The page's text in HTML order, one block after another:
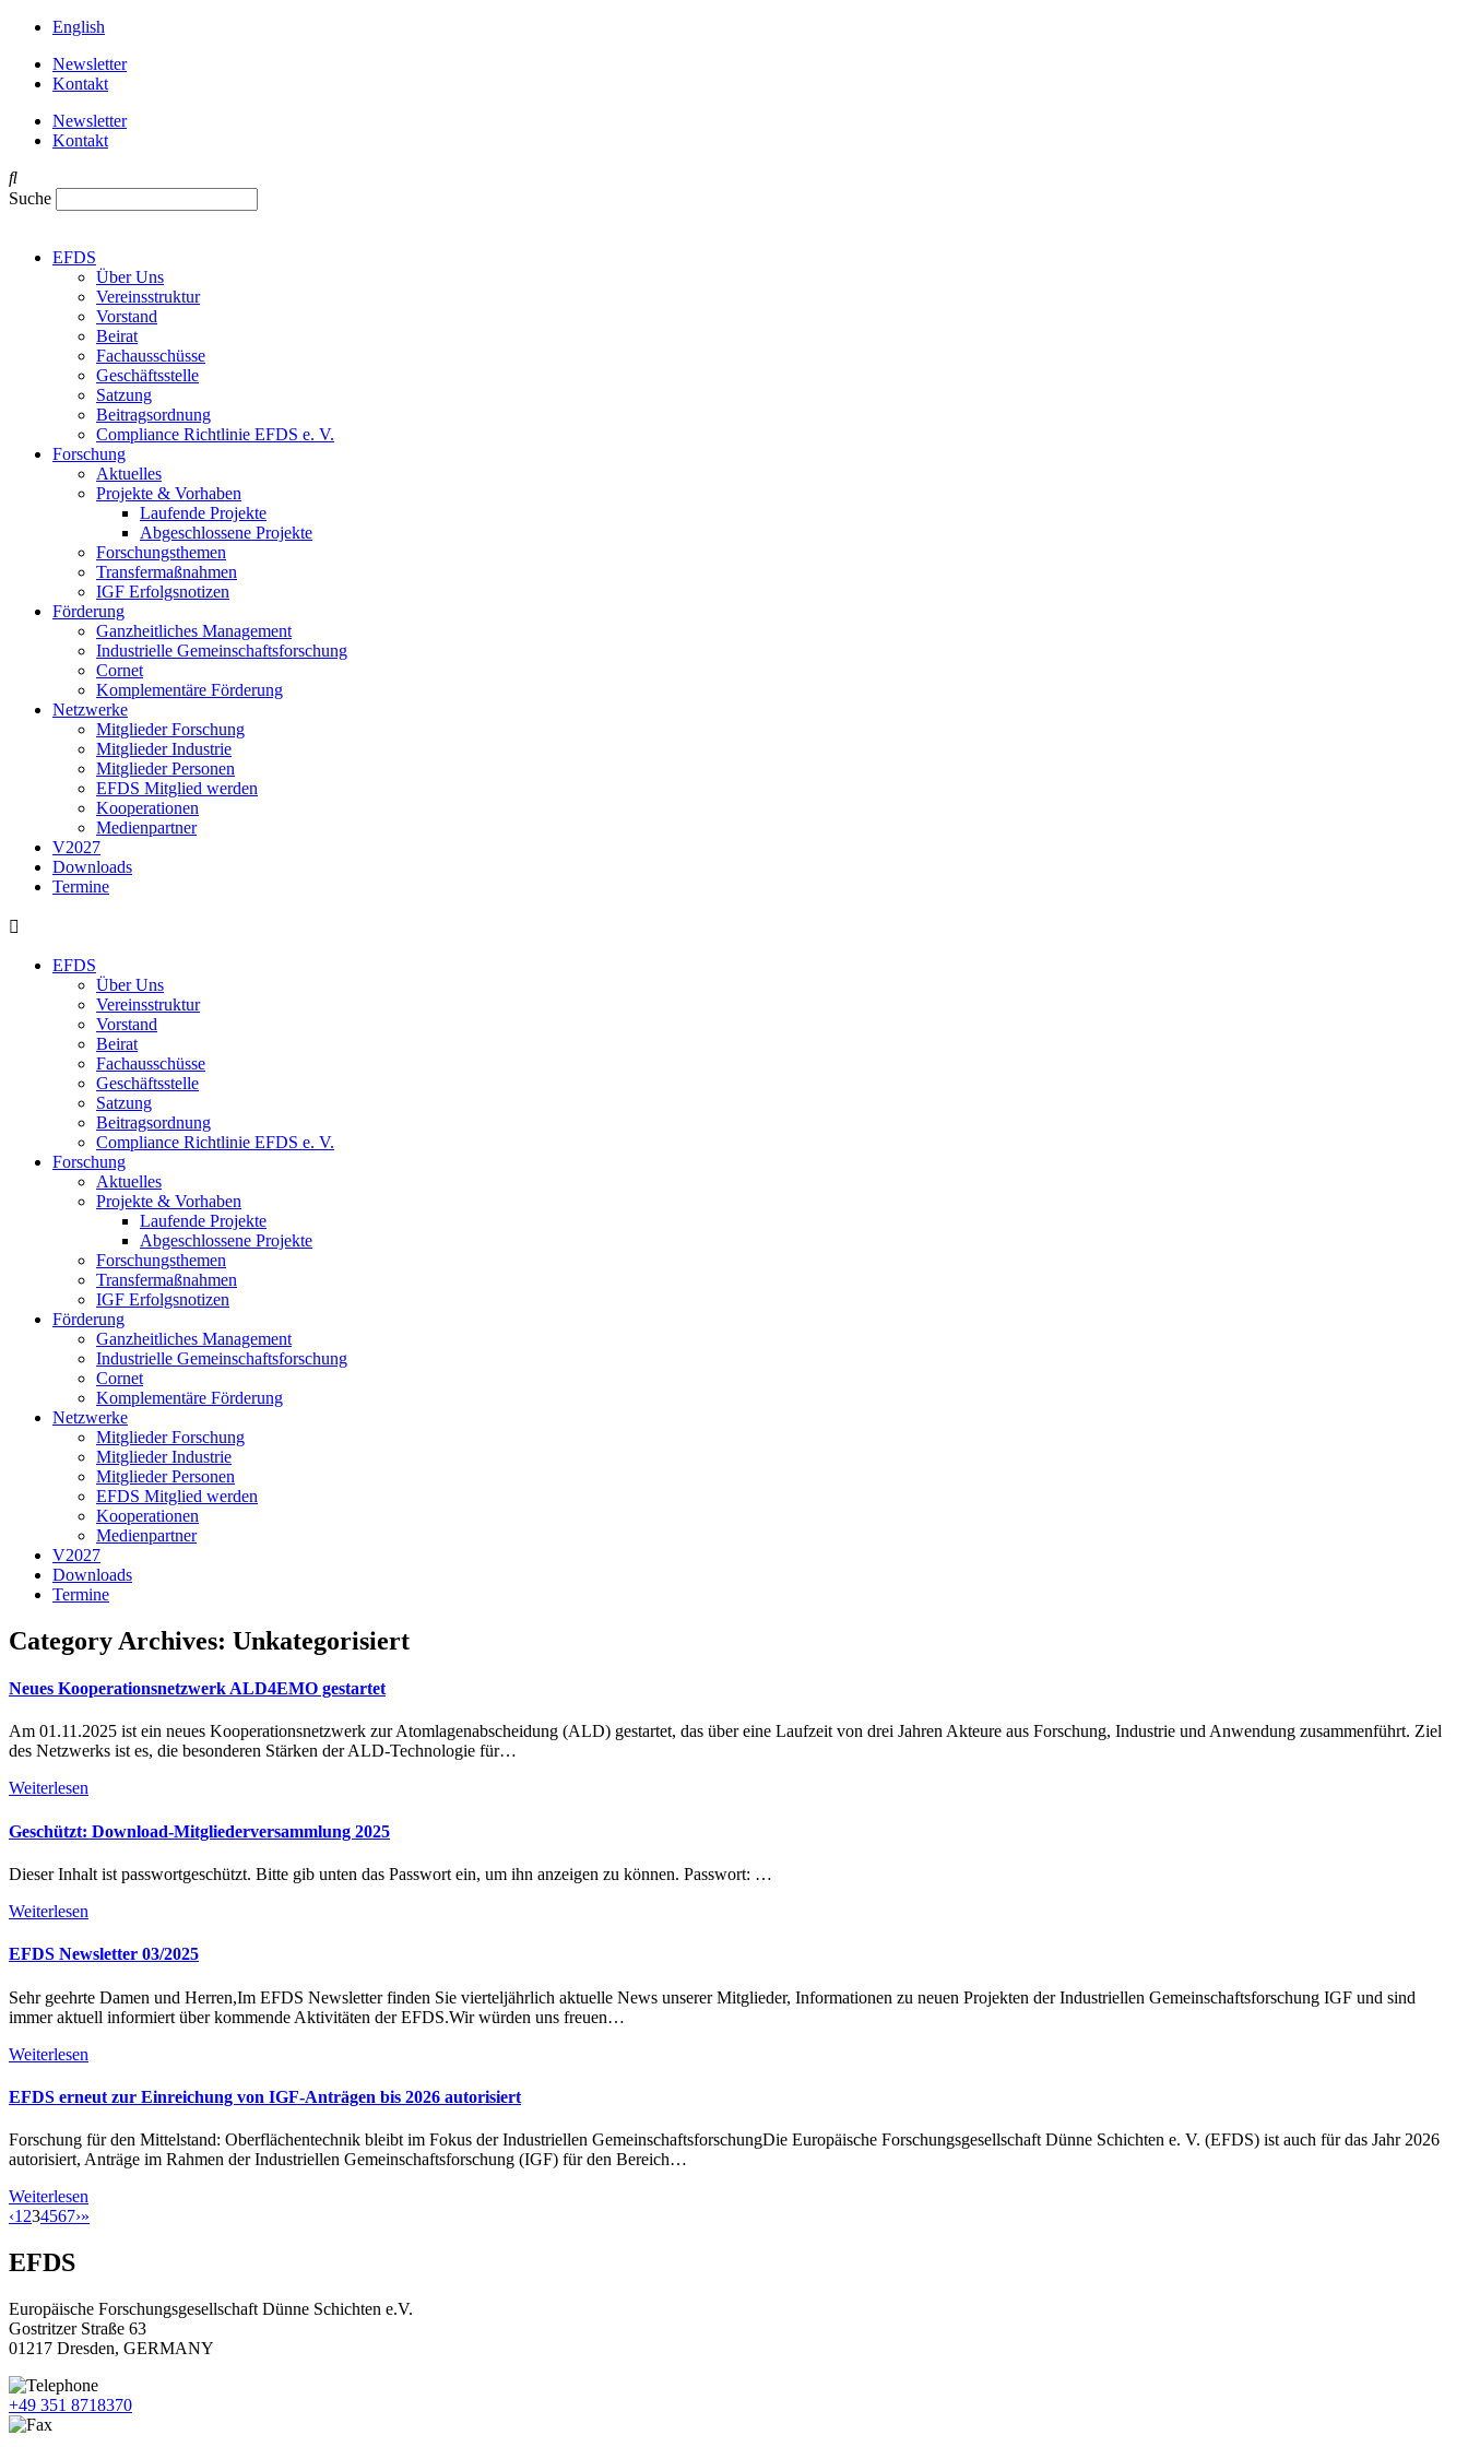
English
Newsletter
Kontakt
Newsletter
Kontakt
Suche
EFDS
Über Uns
Vereinsstruktur
Vorstand
Beirat
Fachausschüsse
Geschäftsstelle
Satzung
Beitragsordnung
Compliance Richtlinie EFDS e. V.
Forschung
Aktuelles
Projekte & Vorhaben
Laufende Projekte
Abgeschlossene Projekte
Forschungsthemen
Transfermaßnahmen
IGF Erfolgsnotizen
Förderung
Ganzheitliches Management
Industrielle Gemeinschaftsforschung
Cornet
Komplementäre Förderung
Netzwerke
Mitglieder Forschung
Mitglieder Industrie
Mitglieder Personen
EFDS Mitglied werden
Kooperationen
Medienpartner
V2027
Downloads
Termine
EFDS
Über Uns
Vereinsstruktur
Vorstand
Beirat
Fachausschüsse
Geschäftsstelle
Satzung
Beitragsordnung
Compliance Richtlinie EFDS e. V.
Forschung
Aktuelles
Projekte & Vorhaben
Laufende Projekte
Abgeschlossene Projekte
Forschungsthemen
Transfermaßnahmen
IGF Erfolgsnotizen
Förderung
Ganzheitliches Management
Industrielle Gemeinschaftsforschung
Cornet
Komplementäre Förderung
Netzwerke
Mitglieder Forschung
Mitglieder Industrie
Mitglieder Personen
EFDS Mitglied werden
Kooperationen
Medienpartner
V2027
Downloads
Termine
Category Archives: Unkategorisiert
Neues Kooperationsnetzwerk ALD4EMO gestartet
Am 01.11.2025 ist ein neues Kooperationsnetzwerk zur Atomlagenabscheidung (ALD) gestartet, das über eine Laufzeit von drei Jahren Akteure aus Forschung, Industrie und Anwendung zusammenführt. Ziel
des Netzwerks ist es, die besonderen Stärken der ALD-Technologie für…
Weiterlesen
Geschützt: Download-Mitgliederversammlung 2025
Dieser Inhalt ist passwortgeschützt. Bitte gib unten das Passwort ein, um ihn anzeigen zu können. Passwort: …
Weiterlesen
EFDS Newsletter 03/2025
Sehr geehrte Damen und Herren,Im EFDS Newsletter finden Sie vierteljährlich aktuelle News unserer Mitglieder, Informationen zu neuen Projekten der Industriellen Gemeinschaftsforschung IGF und sind
immer aktuell informiert über kommende Aktivitäten der EFDS.Wir würden uns freuen…
Weiterlesen
EFDS erneut zur Einreichung von IGF-Anträgen bis 2026 autorisiert
Forschung für den Mittelstand: Oberflächentechnik bleibt im Fokus der Industriellen GemeinschaftsforschungDie Europäische Forschungsgesellschaft Dünne Schichten e. V. (EFDS) ist auch für das Jahr 2026
autorisiert, Anträge im Rahmen der Industriellen Gemeinschaftsforschung (IGF) für den Bereich…
Weiterlesen
‹1 234567›»
EFDS
Europäische Forschungsgesellschaft Dünne Schichten e.V.
Gostritzer Straße 63
01217 Dresden, GERMANY
+49 351 8718370